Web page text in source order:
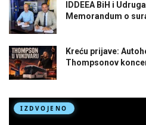
IDDEEA BiH i
Memorandum o
Kreću prijave:
Thompsonov